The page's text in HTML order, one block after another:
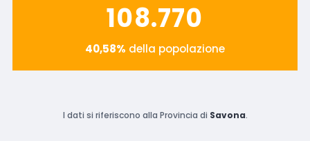
108.770
40,58% della popolazione
I dati si riferiscono alla Provincia di Savona.